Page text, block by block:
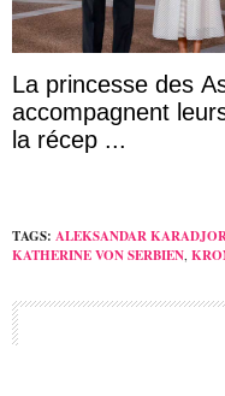
La princesse des
accompagnent
la récep ...
TAGS: ALEKSANDAR
KATHERINE VON SERBIEN